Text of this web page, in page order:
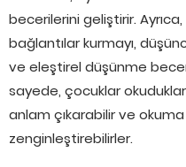
becerilerini geliştirir.
bağlantılar kurmayı,
ve eleştirel düşünme
sayede, çocuklar
anlam çıkarabilir ve
zenginleştirebilirler.